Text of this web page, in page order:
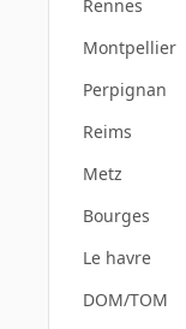
Rennes
Montpellier
Perpignan
Reims
Metz
Bourges
Le havre
DOM/TOM